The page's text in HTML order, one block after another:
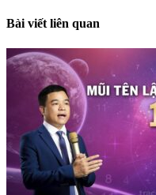
Bài viết liên quan